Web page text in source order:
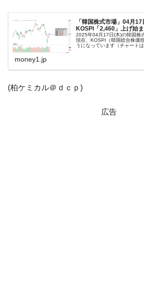
『Money1』
韓国鉄鋼最大手『
営業利益80.2％も減少
『Money1』
米国下院「韓国の公務
にぶん殴る法案」提出！⇒ クーパン問
する差別。許してはおかぬ
他人事のような発言。
業績「史上最高益」当期純利益は前年同
「韓国株式市場」04月17
KOSPI「2,460」上げ始ま
2025年04月17日(木)の韓国株
現在、KOSPI（韓国総合株価
うになっています（チャート
money1.jp
(柏ケミカル＠ｄｃｐ)
広告